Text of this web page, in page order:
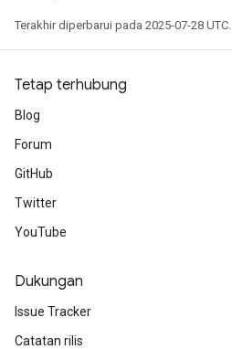
Terakhir diperbarui pada 2025-07-28 UTC.
Tetap terhubung
Blog
Forum
GitHub
Twitter
YouTube
Dukungan
Issue Tracker
Catatan rilis